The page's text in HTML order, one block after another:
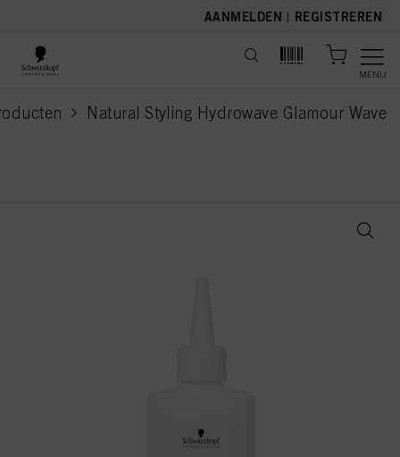
AANMELDEN | REGISTREREN
MENU
Natural Styling Hydrowave Glamour Wave
current page